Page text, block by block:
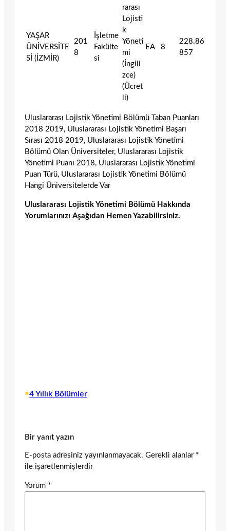
YAŞAR
ÜNİVERSİTE
Sİ (İZMİR)
201
8
İşletme
Fakülte
si
rarası
Lojisti
k
Yöneti
mi
(İngili
zce)
(Ücret
li)
EA 8
228.86
857
Uluslararası Lojistik Yönetimi Bölümü Taban Puanları
2018 2019, Uluslararası Lojistik Yönetimi Başarı
Sırası 2018 2019, Uluslararası Lojistik Yönetimi
Bölümü Olan Üniversiteler, Uluslararası Lojistik
Yönetimi Puanı 2018, Uluslararası Lojistik Yönetimi
Puan Türü, Uluslararası Lojistik Yönetimi Bölümü
Hangi Üniversitelerde Var
Uluslararası Lojistik Yönetimi Bölümü Hakkında
Yorumlarınızı Aşağıdan Hemen Yazabilirsiniz.
•4 Yıllık Bölümler
Bir yanıt yazın
E-posta adresiniz yayınlanmayacak. Gerekli alanlar *
ile işaretlenmişlerdir
Yorum *